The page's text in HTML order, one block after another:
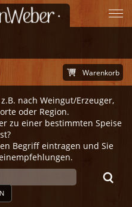
nach Weingut/Erzeuger,
oder Region.
zu einer bestimmten Speise
Begriff eintragen und Sie
Warenkorb